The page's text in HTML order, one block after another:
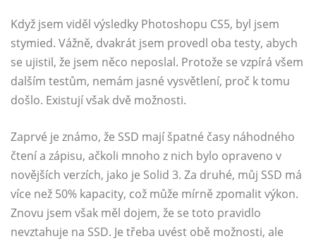
Když jsem viděl výsledky Photoshopu CS5, byl jsem
stymied. Vážně, dvakrát jsem provedl oba testy, abych
se ujistil, že jsem něco neposlal. Protože se vzpírá všem
dalším testům, nemám jasné vysvětlení, proč k tomu
došlo. Existují však dvě možnosti.
Zaprvé je známo, že SSD mají špatné časy náhodného
čtení a zápisu, ačkoli mnoho z nich bylo opraveno v
novějších verzích, jako je Solid 3. Za druhé, můj SSD má
více než 50% kapacity, což může mírně zpomalit výkon.
Znovu jsem však měl dojem, že se toto pravidlo
nevztahuje na SSD. Je třeba uvést obě možnosti, ale